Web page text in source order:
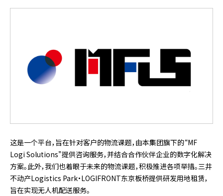
这是一个平台，旨在针对客户的物流课题，由本集团旗下的“MF
Logi Solutions”提供咨询服务，并结合合作伙伴企业的数字化解决
方案。此外，我们也着眼于未来的物流课题，积极推进各项举措。三井
不动产Logistics Park・LOGIFRONT东京板桥提供研发用地租赁，
旨在实现无人机配送服务。